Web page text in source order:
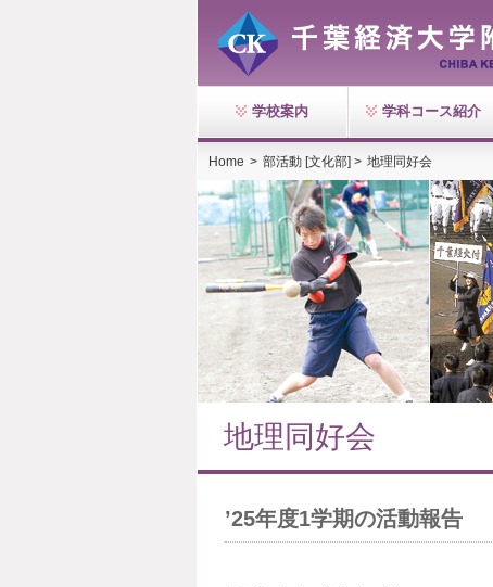
学校案内 学科コース紹介
Home > 部活動 [文化部] > 地理同好会
地理同好会
’25年度1学期の活動報告